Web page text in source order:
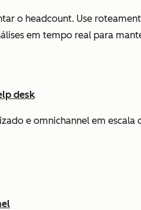
o headcount. Use
em tempo real para
desk
e omnichannel em